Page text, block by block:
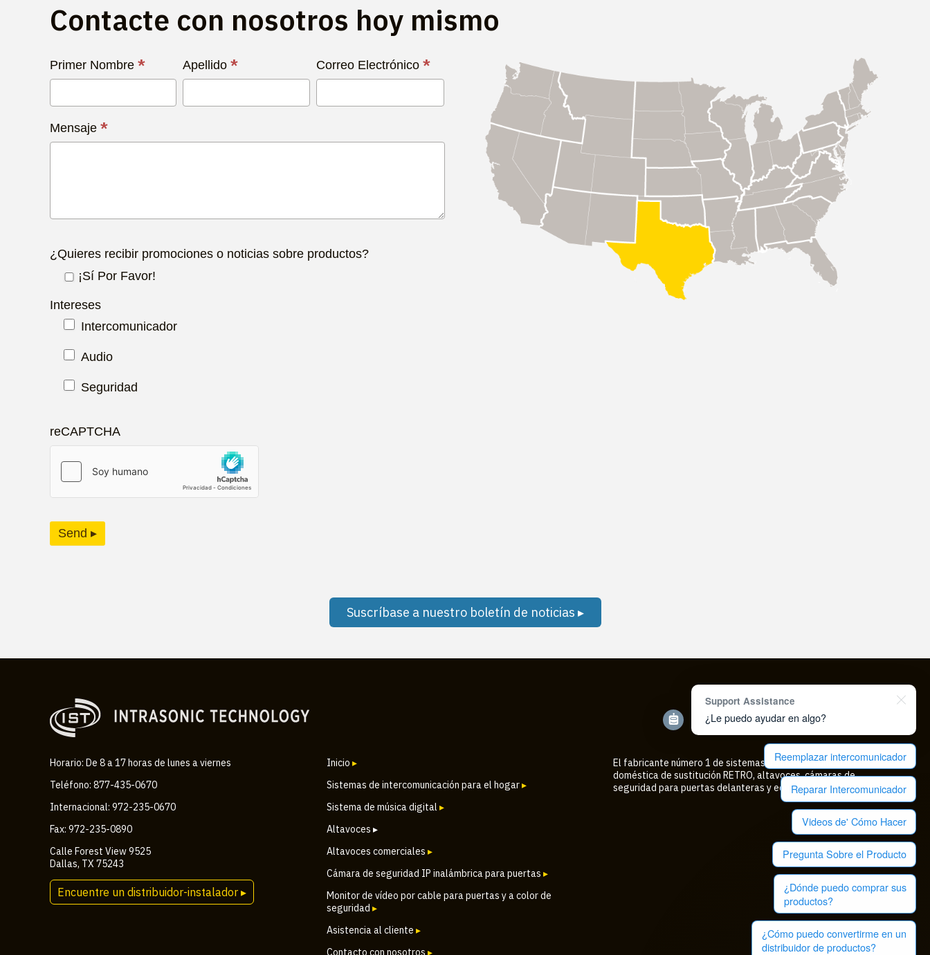
Contacte con nosotros hoy mismo
Contacta
con
Hoy
Primer Nombre * Apellido * Correo Electrónico *
Mensaje *
¿Quieres recibir promociones o noticias sobre productos?
¡Sí Por Favor!
Intereses
Intercomunicador
Audio
Seguridad
reCAPTCHA
Send ▸
Suscríbase a nuestro boletín de noticias ▸
Horario: De 8 a 17 horas de lunes a viernes
Teléfono: 877-435-0670
Internacional: 972-235-0670
Fax: 972-235-0890
Calle Forest View 9525
Dallas, TX 75243
Encuentre un distribuidor-instalador ▸
Inicio ▸
Sistemas de intercomunicación para el hogar▸
Sistema de música digital ▸
Altavoces ▸
Altavoces comerciales ▸
Cámara de seguridad IP inalámbrica para puertas ▸
Monitor de vídeo por cable para puertas y a color de
seguridad ▸
Asistencia al cliente ▸
Contacto con nosotros ▸
El fabricante número 1 de sistemas de intercomunicación
doméstica de sustitución RETRO, altavoces, cámaras de
seguridad para puertas delanteras y equipos de audio
Support Assistance
¿Le puedo ayudar en algo?
Reemplazar intercomunicador
Reparar Intercomunicador
Videos de' Cómo Hacer
Pregunta Sobre el Producto
¿Dónde puedo comprar sus
productos?
¿Cómo puedo convertirme en un
distribuidor de productos?